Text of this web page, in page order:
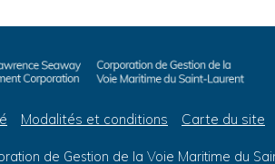
Modalités et conditions Carte du site
de Gestion de la Voie Maritime du